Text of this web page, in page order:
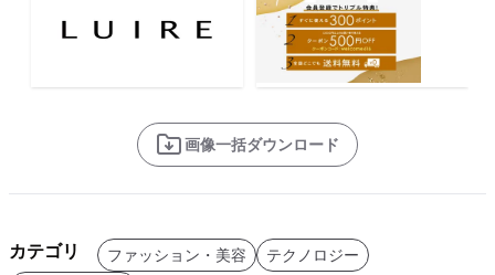
画像一括ダウンロード
カテゴリ ファッション・美容
テクノロジー